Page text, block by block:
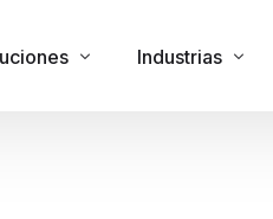
Industrias